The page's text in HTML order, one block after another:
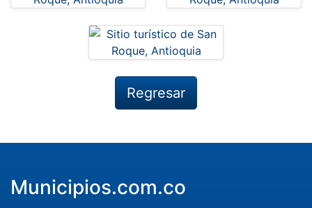
Regresar
Municipios.com.co